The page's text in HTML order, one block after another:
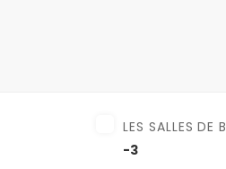
LES SALLES DE
-3